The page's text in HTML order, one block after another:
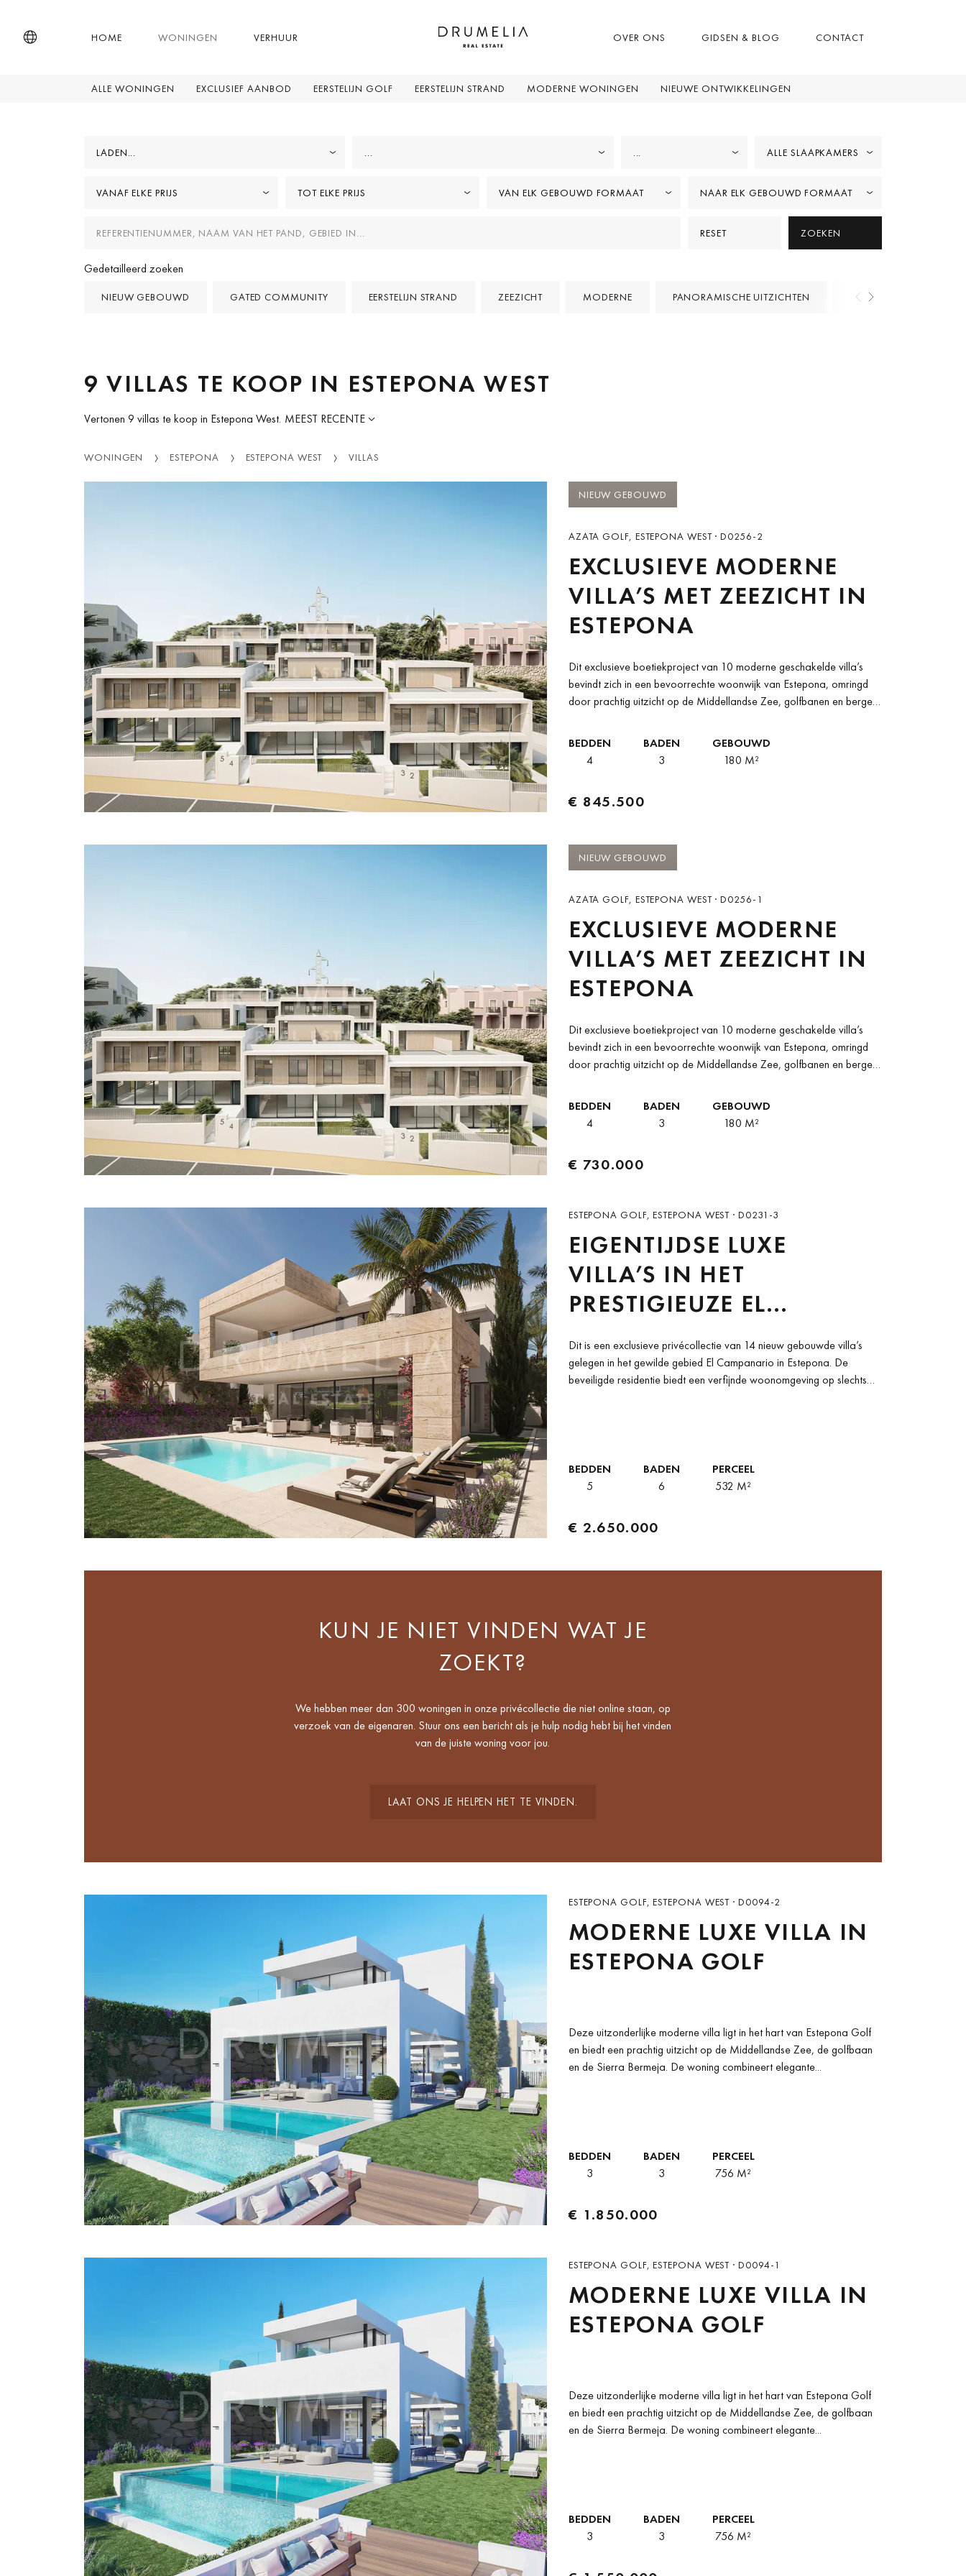
HOME WONINGEN VERHUUR OVER ONS GIDSEN & BLOG CONTACT
ALLE WONINGEN EXCLUSIEF AANBOD EERSTELIJN GOLF EERSTELIJN STRAND MODERNE WONINGEN NIEUWE ONTWIKKELINGEN
LADEN... ... ... ALLE SLAAPKAMERS
VANAF ELKE PRIJS TOT ELKE PRIJS VAN ELK GEBOUWD FORMAAT NAAR ELK GEBOUWD FORMAAT
RESET ZOEKEN
Gedetailleerd zoeken
NIEUW GEBOUWD GATED COMMUNITY EERSTELIJN STRAND ZEEZICHT MODERNE PANORAMISCHE UITZICHTEN EERSTELIJN GOLF
9 VILLAS TE KOOP IN ESTEPONA WEST
Vertonen 9 villas te koop in Estepona West. MEEST RECENTE
WONINGEN ESTEPONA ESTEPONA WEST VILLAS
NIEUW GEBOUWD
AZATA GOLF, ESTEPONA WEST · D0256-2
EXCLUSIEVE MODERNE
VILLA’S MET ZEEZICHT IN
ESTEPONA
Dit exclusieve boetiekproject van 10 moderne geschakelde villa’s
bevindt zich in een bevoorrechte woonwijk van Estepona, omringd
door prachtig uitzicht op de Middellandse Zee, golfbanen en bergen.
BEDDEN
4
BADEN
3
GEBOUWD
180 M²
€ 845.500
NIEUW GEBOUWD
AZATA GOLF, ESTEPONA WEST · D0256-1
EXCLUSIEVE MODERNE
VILLA’S MET ZEEZICHT IN
ESTEPONA
Dit exclusieve boetiekproject van 10 moderne geschakelde villa’s
bevindt zich in een bevoorrechte woonwijk van Estepona, omringd
door prachtig uitzicht op de Middellandse Zee, golfbanen en bergen.
BEDDEN
4
BADEN
3
GEBOUWD
180 M²
€ 730.000
ESTEPONA GOLF, ESTEPONA WEST · D0231-3
EIGENTIJDSE LUXE
VILLA’S IN HET
PRESTIGIEUZE EL
CAMPANARIO, ESTEPONA
Dit is een exclusieve privécollectie van 14 nieuw gebouwde villa’s
gelegen in het gewilde gebied El Campanario in Estepona. De
beveiligde residentie biedt een verfijnde woonomgeving op slechts
BEDDEN
5
BADEN
6
PERCEEL
532 M²
€ 2.650.000
KUN JE NIET VINDEN WAT JE
ZOEKT?
We hebben meer dan 300 woningen in onze privécollectie die niet online staan, op
verzoek van de eigenaren. Stuur ons een bericht als je hulp nodig hebt bij het vinden
van de juiste woning voor jou.
LAAT ONS JE HELPEN HET TE VINDEN.
ESTEPONA GOLF, ESTEPONA WEST · D0094-2
MODERNE LUXE VILLA IN
ESTEPONA GOLF
Deze uitzonderlijke moderne villa ligt in het hart van Estepona Golf
en biedt een prachtig uitzicht op de Middellandse Zee, de golfbaan
en de Sierra Bermeja. De woning combineert elegante...
BEDDEN
3
BADEN
3
PERCEEL
756 M²
€ 1.850.000
ESTEPONA GOLF, ESTEPONA WEST · D0094-1
MODERNE LUXE VILLA IN
ESTEPONA GOLF
Deze uitzonderlijke moderne villa ligt in het hart van Estepona Golf
en biedt een prachtig uitzicht op de Middellandse Zee, de golfbaan
en de Sierra Bermeja. De woning combineert elegante...
BEDDEN
3
BADEN
3
PERCEEL
756 M²